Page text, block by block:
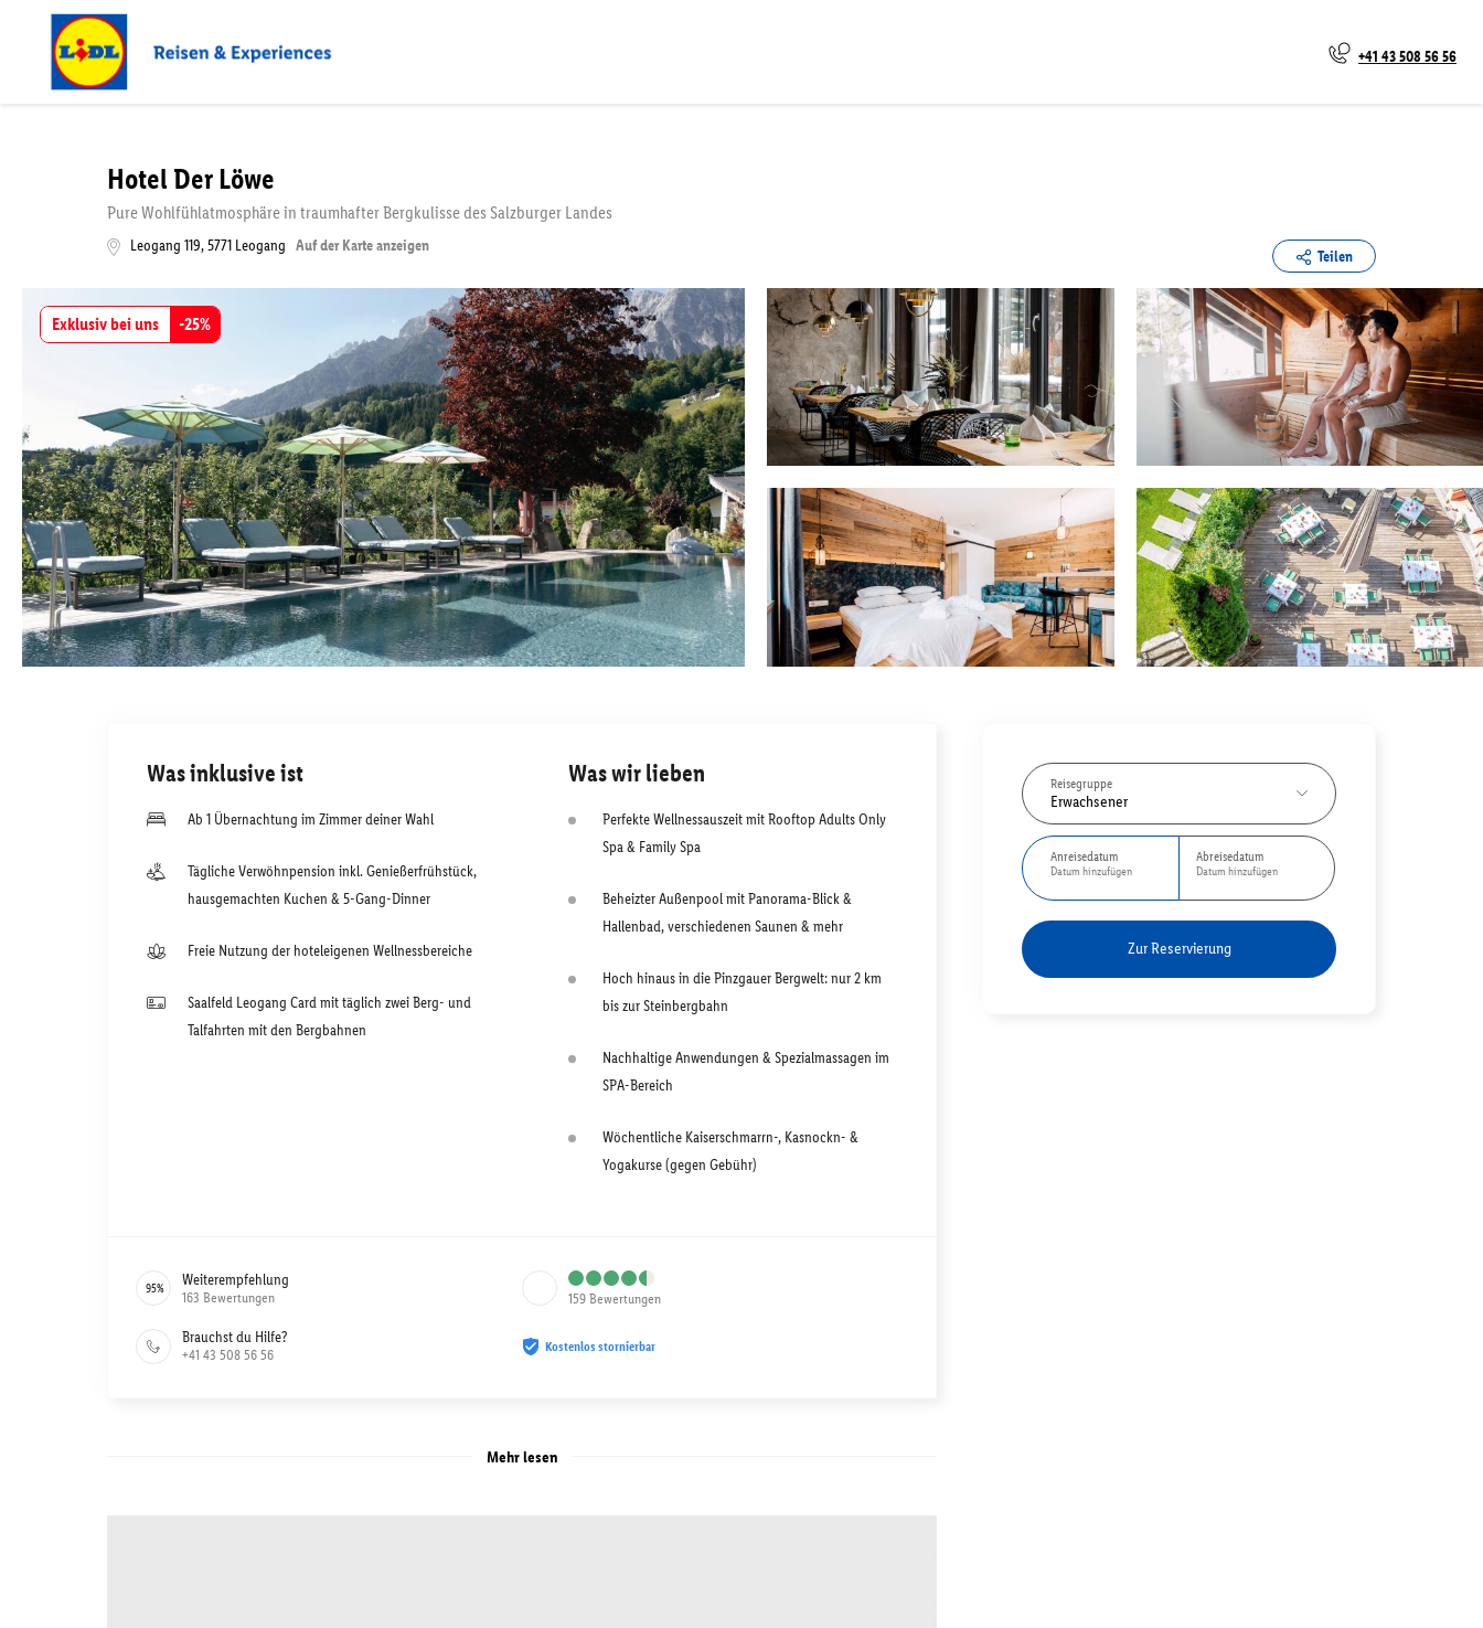
+41 43 508 56 56
Hotel Der Löwe
Pure Wohlfühlatmosphäre in traumhafter Bergkulisse des Salzburger Landes
Leogang 119,5771 Leogang Auf der Karte anzeigen
Teilen
Exklusiv bei uns -25%
Reisegruppe
Erwachsener
Anreisedatum
Datum hinzufügen
Abreisedatum
Datum hinzufügen
Zur Reservierung
Was inklusive ist
Ab 1 Übernachtung im Zimmer deiner Wahl
Tägliche Verwöhnpension inkl. Genießerfrühstück,
hausgemachten Kuchen & 5-Gang-Dinner
Freie Nutzung der hoteleigenen Wellnessbereiche
Saalfeld Leogang Card mit täglich zwei Berg- und
Talfahrten mit den Bergbahnen
Was wir lieben
Perfekte Wellnessauszeit mit Rooftop Adults Only
Spa & Family Spa
Beheizter Außenpool mit Panorama-Blick &
Hallenbad, verschiedenen Saunen & mehr
Hoch hinaus in die Pinzgauer Bergwelt: nur 2 km
bis zur Steinbergbahn
Nachhaltige Anwendungen & Spezialmassagen im
SPA-Bereich
Wöchentliche Kaiserschmarrn-, Kasnockn- &
Yogakurse (gegen Gebühr)
95% Weiterempfehlung
163 Bewertungen 159 Bewertungen
Brauchst du Hilfe?
+41 43 508 56 56 Kostenlos stornierbar
Mehr lesen